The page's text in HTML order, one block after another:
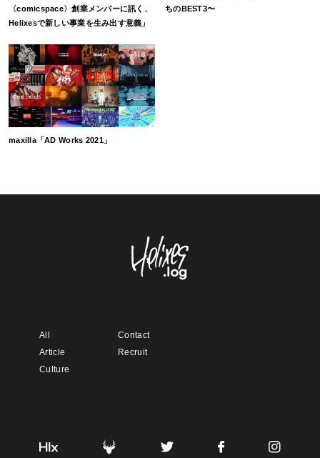
〈comicspace〉創業メンバーに訊く、
Helixesで新しい事業を生み出す意義」
ちのBEST3〜
maxilla「AD Works 2021」
All
Article
Culture
Contact
Recruit